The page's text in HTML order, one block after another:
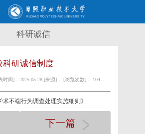
科研诚信
科研诚信制度
间]：2025-05-28 [来源]： [浏览次数]： 104
术不端行为调查处理实施细则》
下一篇